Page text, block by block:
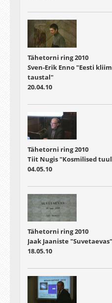
Tähetorni ring 2010
Sven-Erik Enno "Eesti
taustal"
20.04.10
Tähetorni ring 2010
Tiit Nugis "Kosmilised
04.05.10
Tähetorni ring 2010
Jaak Jaaniste "Suvetaevas"
18.05.10